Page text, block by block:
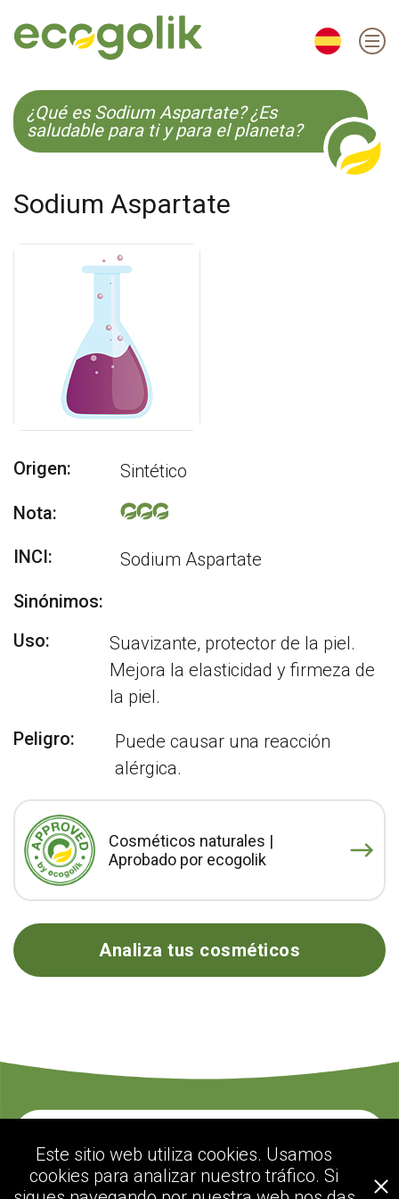
EN ES KO
¿Qué es Sodium Aspartate? ¿Es
saludable para ti y para el planeta?
Sodium Aspartate
Origen:
Sintético
Nota:
INCI:
Sodium Aspartate
Sinónimos:
Uso:
Suavizante, protector de la piel.
Mejora la elasticidad y firmeza de
la piel.
Peligro:
Puede causar una reacción
alérgica.
Cosméticos naturales |
Aprobado por ecogolik
Analiza tus cosméticos
Este sitio web utiliza cookies. Usamos
cookies para analizar nuestro tráfico. Si